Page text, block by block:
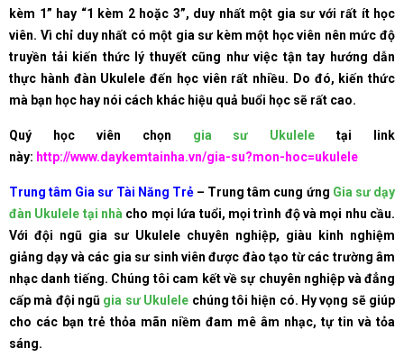
kèm 1” hay “1 kèm 2 hoặc 3”, duy nhất một gia sư với rất ít học
viên. Vì chỉ duy nhất có một gia sư kèm một học viên nên mức độ
truyền tải kiến thức lý thuyết cũng như việc tận tay hướng dẫn
thực hành đàn Ukulele đến học viên rất nhiều. Do đó, kiến thức
mà bạn học hay nói cách khác hiệu quả buổi học sẽ rất cao.
Quý học viên chọn gia sư Ukulele tại link
này: http://www.daykemtainha.vn/gia-su?mon-hoc=ukulele
Trung tâm Gia sư Tài Năng Trẻ– Trung tâm cung ứng Gia sư dạy
đàn Ukulele tại nhà cho mọi lứa tuổi, mọi trình độ và mọi nhu cầu.
Với đội ngũ gia sư Ukulele chuyên nghiệp, giàu kinh nghiệm
giảng dạy và các gia sư sinh viên được đào tạo từ các trường âm
nhạc danh tiếng. Chúng tôi cam kết về sự chuyên nghiệp và đẳng
cấp mà đội ngũ gia sư Ukulele chúng tôi hiện có. Hy vọng sẽ giúp
cho các bạn trẻ thỏa mãn niềm đam mê âm nhạc, tự tin và tỏa
sáng.